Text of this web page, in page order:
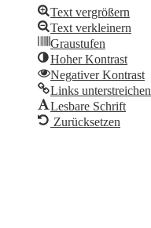
Text vergrößern
Text verkleinern
Graustufen
Hoher Kontrast
Negativer Kontrast
Links unterstreichen
Lesbare Schrift
Zurücksetzen